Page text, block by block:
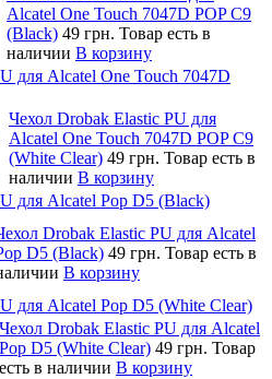
Alcatel One Touch 7047D POP C9
(Black) 49 грн. Товар есть в
наличии В корзину
для Alcatel One Touch 7047D
Чехол Drobak Elastic PU для
Alcatel One Touch 7047D POP C9
(White Clear) 49 грн. Товар есть в
наличии В корзину
для Alcatel Pop D5 (Black)
Drobak Elastic PU для Alcatel
D5 (Black) 49 грн. Товар есть в
В корзину
для Alcatel Pop D5 (White Clear)
Чехол Drobak Elastic PU для Alcatel
Pop D5 (White Clear) 49 грн. Товар
есть в наличии В корзину